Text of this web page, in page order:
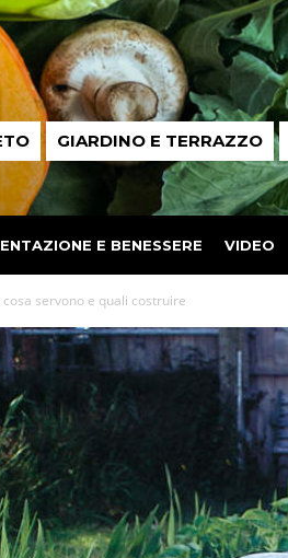
GIARDINO E TERRAZZO
E BENESSERE VIDEO
cosa servono e quali costruire